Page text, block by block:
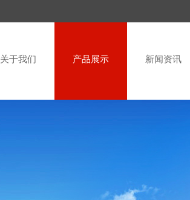
关于我们 产品展示 新闻资讯